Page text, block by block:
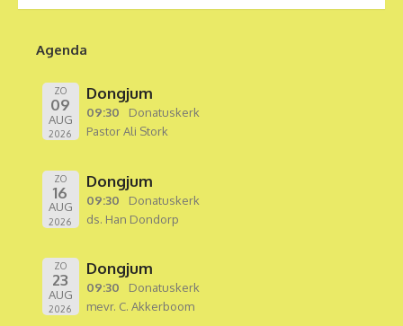
navigatie
Agenda
ZO
09
AUG
2026
Dongjum
09:30
Donatuskerk
Pastor Ali Stork
ZO
16
AUG
2026
Dongjum
09:30
Donatuskerk
ds. Han Dondorp
ZO
23
AUG
2026
Dongjum
09:30
Donatuskerk
mevr. C. Akkerboom